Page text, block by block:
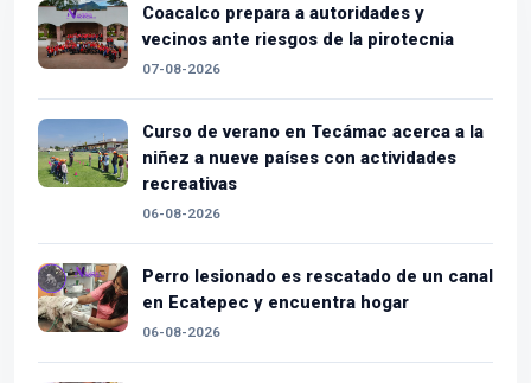
Coacalco prepara a autoridades y
vecinos ante riesgos de la pirotecnia
07-08-2026
Curso de verano en Tecámac acerca a la
niñez a nueve países con actividades
recreativas
06-08-2026
Perro lesionado es rescatado de un canal
en Ecatepec y encuentra hogar
06-08-2026